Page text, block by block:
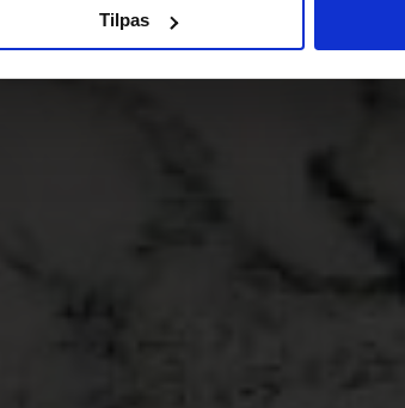
Tilpas